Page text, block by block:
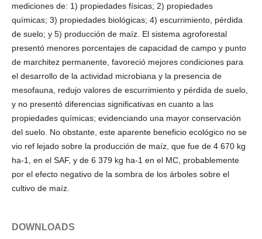
mediciones de: 1) propiedades físicas; 2) propiedades
químicas; 3) propiedades biológicas; 4) escurrimiento, pérdida
de suelo; y 5) producción de maíz. El sistema agroforestal
presentó menores porcentajes de capacidad de campo y punto
de marchitez permanente, favoreció mejores condiciones para
el desarrollo de la actividad microbiana y la presencia de
mesofauna, redujo valores de escurrimiento y pérdida de suelo,
y no presentó diferencias significativas en cuanto a las
propiedades químicas; evidenciando una mayor conservación
del suelo. No obstante, este aparente beneficio ecológico no se
vio ref lejado sobre la producción de maíz, que fue de 4 670 kg
ha-1, en el SAF, y de 6 379 kg ha-1 en el MC, probablemente
por el efecto negativo de la sombra de los árboles sobre el
cultivo de maíz.
DOWNLOADS